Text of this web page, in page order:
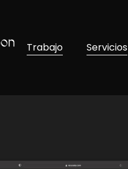
Trabajo Servicios